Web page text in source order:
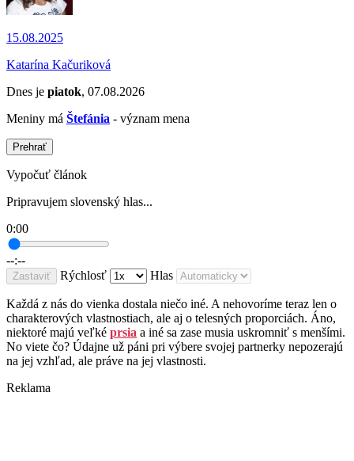
15.08.2025
Katarína Kačuriková
Dnes je piatok, 07.08.2026
Meniny má Štefánia - význam mena
Prehrať
Vypočuť článok
Pripravujem slovenský hlas...
0:00
--:--
Zastaviť Rýchlosť Hlas
Každá z nás do vienka dostala niečo iné. A nehovoríme teraz len o
charakterových vlastnostiach, ale aj o telesných proporciách. Áno,
niektoré majú veľké prsia a iné sa zase musia uskromniť s menšími.
No viete čo? Údajne už páni pri výbere svojej partnerky nepozerajú
na jej vzhľad, ale práve na jej vlastnosti.
Reklama